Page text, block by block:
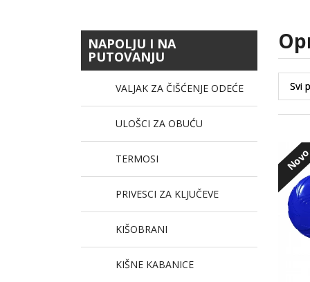
NAPOLJU I NA
PUTOVANJU
VALJAK ZA ČIŠĆENJE ODEĆE
ULOŠCI ZA OBUĆU
TERMOSI
PRIVESCI ZA KLJUČEVE
KIŠOBRANI
KIŠNE KABANICE